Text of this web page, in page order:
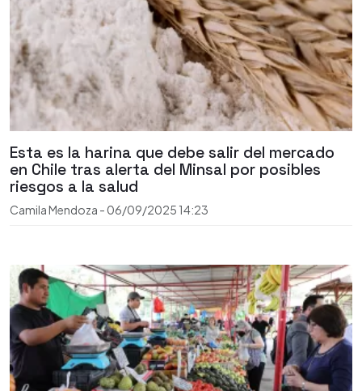
Esta es la harina que debe salir del mercado
en Chile tras alerta del Minsal por posibles
riesgos a la salud
Camila Mendoza - 06/09/2025 14:23